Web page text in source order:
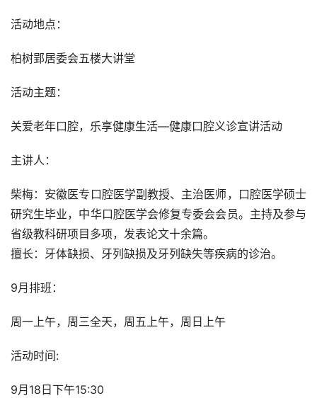
活动地点：
柏树郢居委会五楼大讲堂
活动主题：
关爱老年口腔，乐享健康生活—健康口腔义诊宣讲活动
主讲人：
柴梅：安徽医专口腔医学副教授、主治医师，口腔医学硕士
研究生毕业，中华口腔医学会修复专委会会员。主持及参与
省级教科研项目多项，发表论文十余篇。
擅长：牙体缺损、牙列缺损及牙列缺失等疾病的诊治。
9月排班：
周一上午，周三全天，周五上午，周日上午
活动时间:
9月18日下午15:30